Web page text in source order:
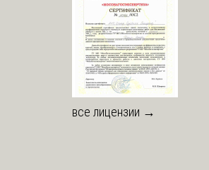
все лицензии →